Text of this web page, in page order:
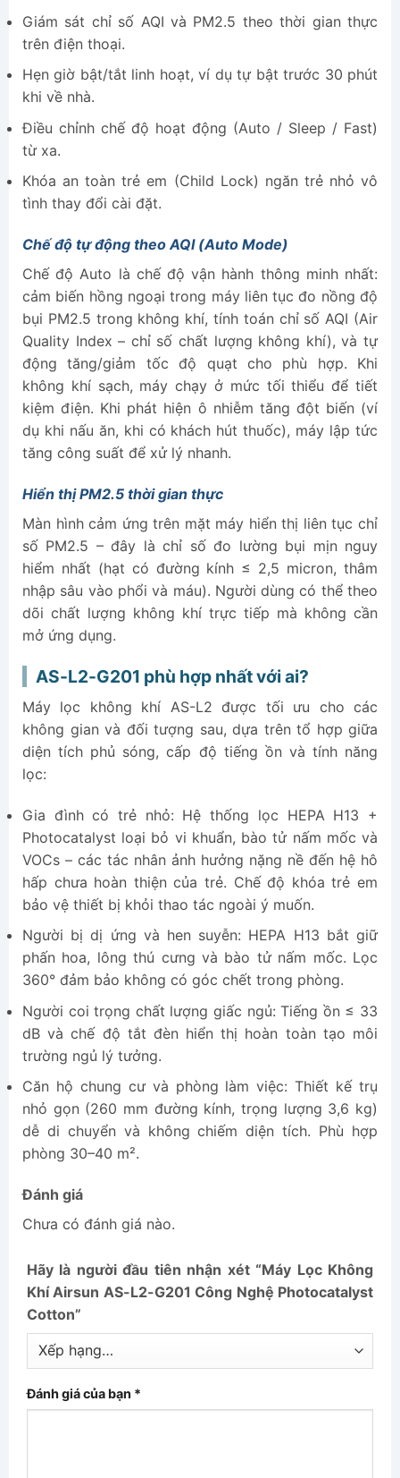
Giám sát chỉ số AQI và PM2.5 theo thời gian thực
trên điện thoại.
Hẹn giờ bật/tắt linh hoạt, ví dụ tự bật trước 30 phút
khi về nhà.
Điều chỉnh chế độ hoạt động (Auto / Sleep / Fast)
từ xa.
Khóa an toàn trẻ em (Child Lock) ngăn trẻ nhỏ vô
tình thay đổi cài đặt.
Chế độ tự động theo AQI (Auto Mode)
Chế độ Auto là chế độ vận hành thông minh nhất:
cảm biến hồng ngoại trong máy liên tục đo nồng độ
bụi PM2.5 trong không khí, tính toán chỉ số AQI (Air
Quality Index – chỉ số chất lượng không khí), và tự
động tăng/giảm tốc độ quạt cho phù hợp. Khi
không khí sạch, máy chạy ở mức tối thiểu để tiết
kiệm điện. Khi phát hiện ô nhiễm tăng đột biến (ví
dụ khi nấu ăn, khi có khách hút thuốc), máy lập tức
tăng công suất để xử lý nhanh.
Hiển thị PM2.5 thời gian thực
Màn hình cảm ứng trên mặt máy hiển thị liên tục chỉ
số PM2.5 – đây là chỉ số đo lường bụi mịn nguy
hiểm nhất (hạt có đường kính ≤ 2,5 micron, thâm
nhập sâu vào phổi và máu). Người dùng có thể theo
dõi chất lượng không khí trực tiếp mà không cần
mở ứng dụng.
AS-L2-G201 phù hợp nhất với ai?
Máy lọc không khí AS-L2 được tối ưu cho các
không gian và đối tượng sau, dựa trên tổ hợp giữa
diện tích phủ sóng, cấp độ tiếng ồn và tính năng
lọc:
Gia đình có trẻ nhỏ: Hệ thống lọc HEPA H13 +
Photocatalyst loại bỏ vi khuẩn, bào tử nấm mốc và
VOCs – các tác nhân ảnh hưởng nặng nề đến hệ hô
hấp chưa hoàn thiện của trẻ. Chế độ khóa trẻ em
bảo vệ thiết bị khỏi thao tác ngoài ý muốn.
Người bị dị ứng và hen suyễn: HEPA H13 bắt giữ
phấn hoa, lông thú cưng và bào tử nấm mốc. Lọc
360° đảm bảo không có góc chết trong phòng.
Người coi trọng chất lượng giấc ngủ: Tiếng ồn ≤ 33
dB và chế độ tắt đèn hiển thị hoàn toàn tạo môi
trường ngủ lý tưởng.
Căn hộ chung cư và phòng làm việc: Thiết kế trụ
nhỏ gọn (260 mm đường kính, trọng lượng 3,6 kg)
dễ di chuyển và không chiếm diện tích. Phù hợp
phòng 30–40 m².
Đánh giá
Chưa có đánh giá nào.
Hãy là người đầu tiên nhận xét “Máy Lọc Không
Khí Airsun AS-L2-G201 Công Nghệ Photocatalyst
Cotton”
Đánh giá của bạn *